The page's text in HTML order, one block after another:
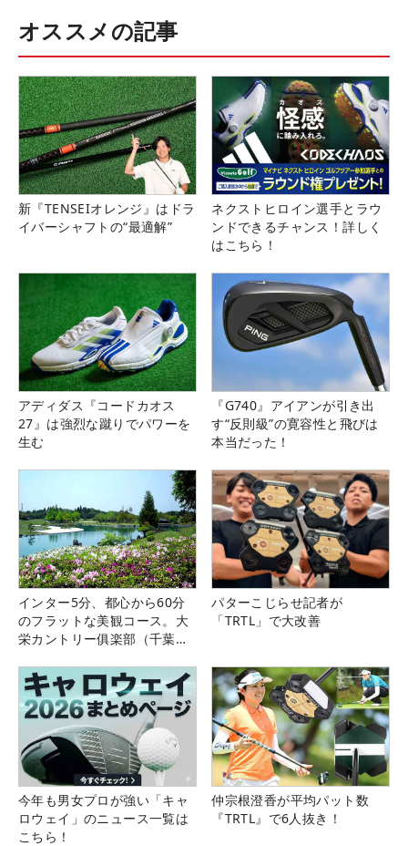
オススメの記事
新『TENSEIオレンジ』はドラ
イバーシャフトの“最適解”
ネクストヒロイン選手とラウ
ンドできるチャンス！詳しく
はこちら！
アディダス『コードカオス
27』は強烈な蹴りでパワーを
生む
『G740』アイアンが引き出
す“反則級”の寛容性と飛びは
本当だった！
インター5分、都心から60分
のフラットな美観コース。大
栄カントリー俱楽部（千葉
パターこじらせ記者が
「TRTL」で大改善
今年も男女プロが強い「キャ
ロウェイ」のニュース一覧は
こちら！
仲宗根澄香が平均パット数
『TRTL』で6人抜き！